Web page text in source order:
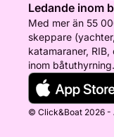
Ledande inom
Med mer än 55
skeppare
katamaraner,
inom
© Click&Boat 2026 -